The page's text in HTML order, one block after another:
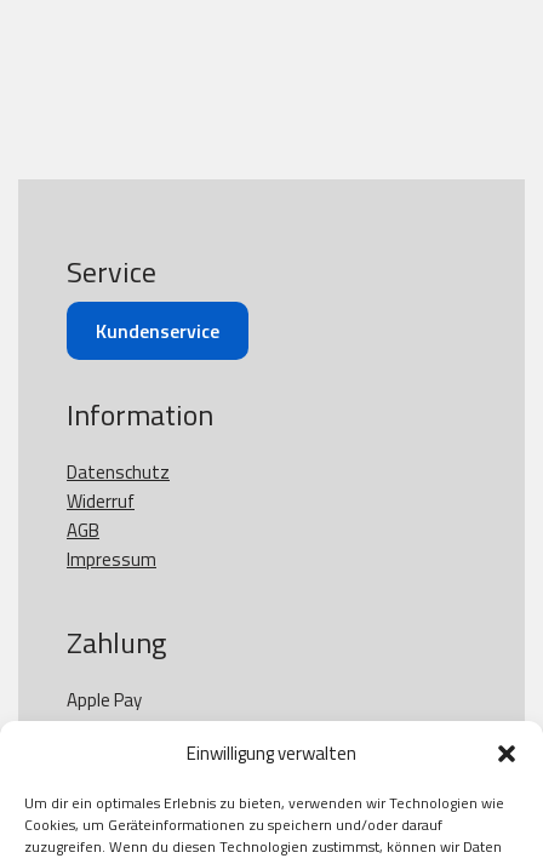
Einwilligung verwalten
Um dir ein optimales Erlebnis zu bieten, verwenden wir Technologien wie
Cookies, um Geräteinformationen zu speichern und/oder darauf
zuzugreifen. Wenn du diesen Technologien zustimmst, können wir Daten
Service
Kundenservice
Information
Datenschutz
Widerruf
AGB
Impressum
Zahlung
Apple Pay
Paypal
Kauf auf Rechung
Klarna